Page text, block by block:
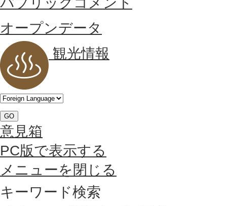
オープンデータ
観光情報
GO
意見箱
PC版で表示する
メニューを閉じる
キーワード検索